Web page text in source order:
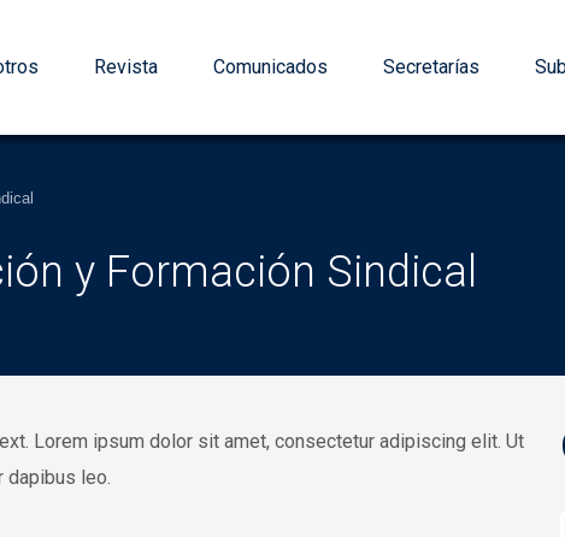
Revista Comunicados Secretarías
y Formación Sindical
Lorem ipsum dolor sit amet, consectetur adipiscing elit. Ut
dapibus leo.